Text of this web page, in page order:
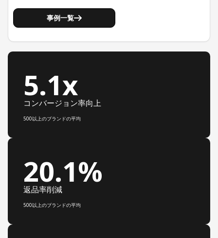
事例一覧
5.1x
コンバージョン率向上
500以上のブランドの平均
20.1%
返品率削減
500以上のブランドの平均